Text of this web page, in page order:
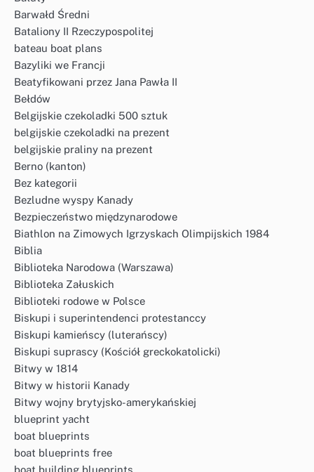
Barwałd Średni
Bataliony II Rzeczypospolitej
bateau boat plans
Bazyliki we Francji
Beatyfikowani przez Jana Pawła II
Bełdów
Belgijskie czekoladki 500 sztuk
belgijskie czekoladki na prezent
belgijskie praliny na prezent
Berno (kanton)
Bez kategorii
Bezludne wyspy Kanady
Bezpieczeństwo międzynarodowe
Biathlon na Zimowych Igrzyskach Olimpijskich 1984
Biblia
Biblioteka Narodowa (Warszawa)
Biblioteka Załuskich
Biblioteki rodowe w Polsce
Biskupi i superintendenci protestanccy
Biskupi kamieńscy (luterańscy)
Biskupi suprascy (Kościół greckokatolicki)
Bitwy w 1814
Bitwy w historii Kanady
Bitwy wojny brytyjsko-amerykańskiej
blueprint yacht
boat blueprints
boat blueprints free
boat building blueprints